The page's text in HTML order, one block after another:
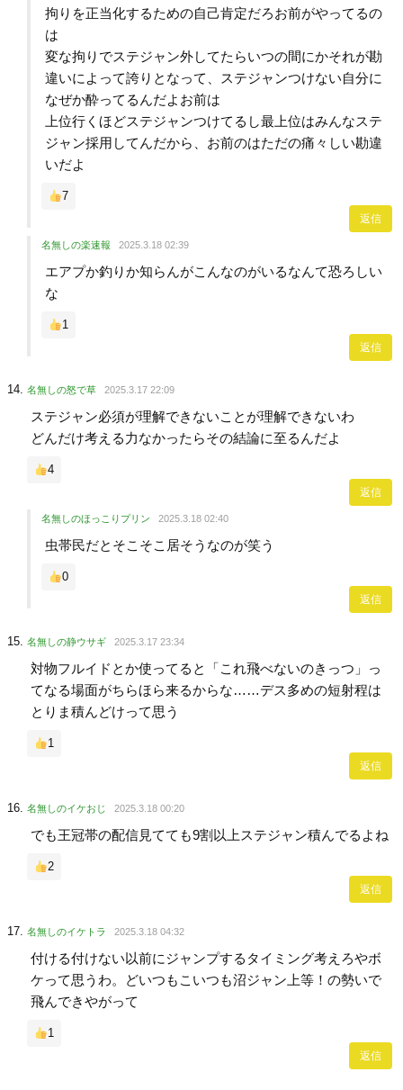
拘りを正当化するための自己肯定だろお前がやってるの
は
変な拘りでステジャン外してたらいつの間にかそれが勘
違いによって誇りとなって、ステジャンつけない自分に
なぜか酔ってるんだよお前は
上位行くほどステジャンつけてるし最上位はみんなステ
ジャン採用してんだから、お前のはただの痛々しい勘違
いだよ
7
返信
名無しの楽速報 2025.3.18 02:39
エアプか釣りか知らんがこんなのがいるなんて恐ろしい
な
1
返信
名無しの怒で草 2025.3.17 22:09
ステジャン必須が理解できないことが理解できないわ
どんだけ考える力なかったらその結論に至るんだよ
4
返信
名無しのほっこりプリン 2025.3.18 02:40
虫帯民だとそこそこ居そうなのが笑う
0
返信
名無しの静ウサギ 2025.3.17 23:34
対物フルイドとか使ってると「これ飛べないのきっつ」っ
てなる場面がちらほら来るからな……デス多めの短射程は
とりま積んどけって思う
1
返信
名無しのイケおじ 2025.3.18 00:20
でも王冠帯の配信見てても9割以上ステジャン積んでるよね
2
返信
名無しのイケトラ 2025.3.18 04:32
付ける付けない以前にジャンプするタイミング考えろやボ
ケって思うわ。どいつもこいつも沼ジャン上等！の勢いで
飛んできやがって
1
返信